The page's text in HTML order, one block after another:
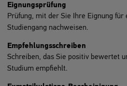
Eignungsprüfung
Prüfung, mit der Sie Ihre Eignung für
Studiengang nachweisen.
Empfehlungsschreiben
Schreiben, das Sie positiv bewertet
Studium empfiehlt.